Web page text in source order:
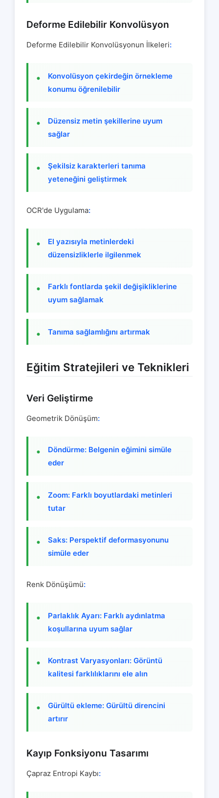
Deforme Edilebilir Konvolüsyon
Deforme Edilebilir Konvolüsyonun İlkeleri:
Konvolüsyon çekirdeğin örnekleme
konumu öğrenilebilir
Düzensiz metin şekillerine uyum
sağlar
Şekilsiz karakterleri tanıma
yeteneğini geliştirmek
OCR'de Uygulama:
El yazısıyla metinlerdeki
düzensizliklerle ilgilenmek
Farklı fontlarda şekil değişikliklerine
uyum sağlamak
Tanıma sağlamlığını artırmak
Eğitim Stratejileri ve Teknikleri
Veri Geliştirme
Geometrik Dönüşüm:
Döndürme: Belgenin eğimini simüle
eder
Zoom: Farklı boyutlardaki metinleri
tutar
Saks: Perspektif deformasyonunu
simüle eder
Renk Dönüşümü:
Parlaklık Ayarı: Farklı aydınlatma
koşullarına uyum sağlar
Kontrast Varyasyonları: Görüntü
kalitesi farklılıklarını ele alın
Gürültü ekleme: Gürültü direncini
artırır
Kayıp Fonksiyonu Tasarımı
Çapraz Entropi Kaybı: